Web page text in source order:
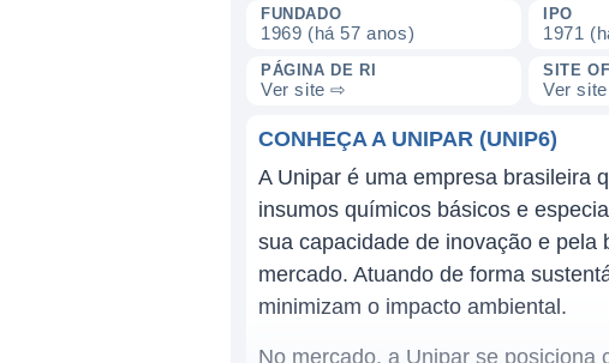
FUNDADO
1969 (há 57 anos)
IPO
1971
PÁGINA DE RI
Ver site ⇨
SITE
Ver
CONHEÇA A UNIPAR (UNIP6)
A Unipar é uma empresa brasileira
insumos químicos básicos e
sua capacidade de inovação e
mercado. Atuando de forma
minimizam o impacto ambiental.
No mercado, a Unipar se